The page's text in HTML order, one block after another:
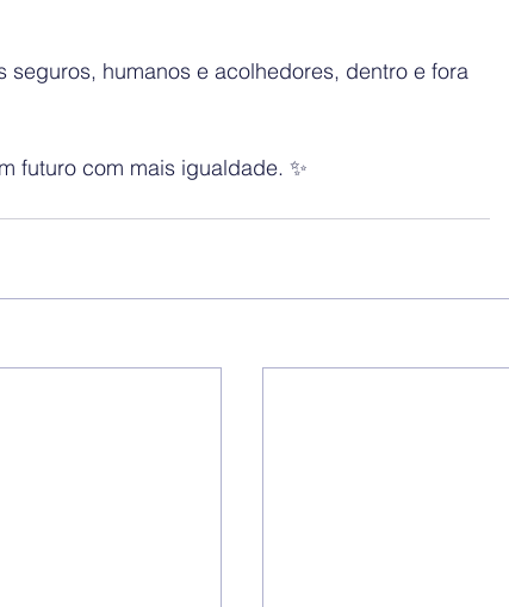
humanos e acolhedores, dentro e fora
futuro com mais igualdade. ✨